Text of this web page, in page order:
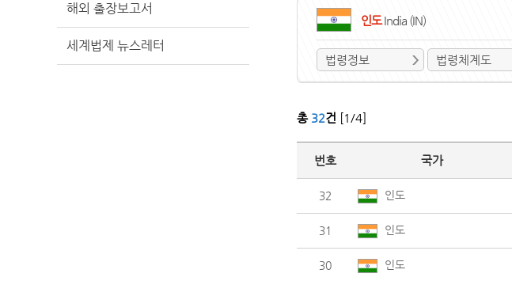
해외 출장보고서
세계법제 뉴스레터
인도India (IN)
법령정보 법령체계도
총 32건 [1/4]
번호 국가
32 인도
31 인도
30 인도